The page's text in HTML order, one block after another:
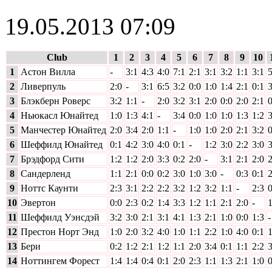
19.05.2013 07:09
Club 1 2 3 4 5 6 7 8 9 10
1
Астон Вилла - 3:1 4:3 4:0 7:1 2:1 3:1 3:2 1:1 3:1
2 Ливерпуль 2:0 - 3:1 6:5 3:2 0:0 1:0 1:4 2:1 0:1
3 Блэкберн Роверс 3:2 1:1 - 2:0 3:2 3:1 2:0 0:0 2:0 2:1
4 Ньюкасл Юнайтед 1:0 1:3 4:1 - 3:4 0:0 1:0 1:0 1:3 1:2
5 Манчестер Юнайтед 2:0 3:4 2:0 1:1 - 1:0 1:0 2:0 2:1 3:2
6 Шеффилд Юнайтед 0:1 4:2 3:0 4:0 0:1 - 1:2 3:0 2:2 3:0
7 Брэдфорд Сити 1:2 1:2 2:0 3:3 0:2 2:0 - 3:1 2:1 2:0
8 Сандерленд 1:1 2:1 0:0 0:2 3:0 1:0 3:0 - 0:3 0:1
9 Ноттс Каунти 2:3 3:1 2:2 2:2 3:2 1:2 3:2 1:1 - 2:3
10 Эвертон 0:0 2:3 0:2 1:4 3:3 1:2 1:1 2:1 2:0 -
11 Шеффилд Уэнсдэй 3:2 3:0 2:1 3:1 4:1 1:3 2:1 1:0 0:0 1:3 -
12 Престон Норт Энд 1:0 2:0 3:2 4:0 1:0 1:1 2:2 1:0 4:0 0:1
13 Бери 0:2 1:2 2:1 1:2 1:1 2:0 3:4 0:1 1:1 2:2
14 Ноттингем Форест 1:4 1:4 0:4 0:1 2:0 2:3 1:1 1:3 2:1 1:0